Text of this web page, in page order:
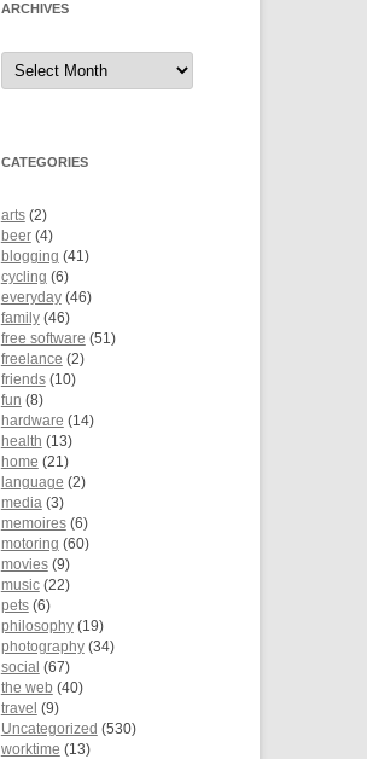
ARCHIVES
Archives
CATEGORIES
arts(2)
beer(4)
blogging (41)
cycling (6)
everyday(46)
family(46)
free software (51)
freelance (2)
friends(10)
fun (8)
hardware (14)
health (13)
home (21)
language (2)
media (3)
memoires(6)
motoring (60)
movies(9)
music(22)
pets(6)
philosophy(19)
photography(34)
social (67)
the web (40)
travel (9)
Uncategorized (530)
worktime (13)